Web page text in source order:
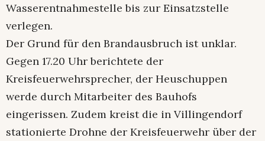
Wasserentnahmestelle bis zur Einsatzstelle
verlegen.
Der Grund für den Brandausbruch ist unklar.
Gegen 17.20 Uhr berichtete der
Kreisfeuerwehrsprecher, der Heuschuppen
werde durch Mitarbeiter des Bauhofs
eingerissen. Zudem kreist die in Villingendorf
stationierte Drohne der Kreisfeuerwehr über der